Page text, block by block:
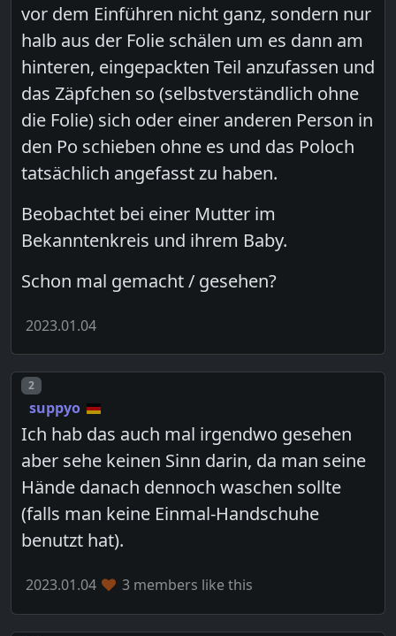
vor dem Einführen nicht ganz, sondern nur
halb aus der Folie schälen um es dann am
hinteren, eingepackten Teil anzufassen und
das Zäpfchen so (selbstverständlich ohne
die Folie) sich oder einer anderen Person in
den Po schieben ohne es und das Poloch
tatsächlich angefasst zu haben.
Beobachtet bei einer Mutter im
Bekanntenkreis und ihrem Baby.
Schon mal gemacht / gesehen?
2023.01.04
Post number
2
suppyo
Ich hab das auch mal irgendwo gesehen
aber sehe keinen Sinn darin, da man seine
Hände danach dennoch waschen sollte
(falls man keine Einmal-Handschuhe
benutzt hat).
2023.01.04 3 members like this